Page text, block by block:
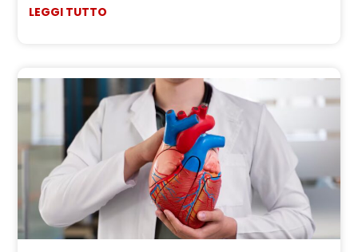
LEGGI TUTTO